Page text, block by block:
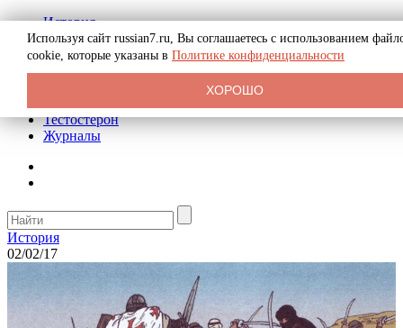
История
Биография
Криминал
Реклама на сайте
Тестостерон
Журналы
История
02/02/17
Используя сайт russian7.ru, Вы соглашаетесь с использованием
cookie, которые указаны в Политике конфиденциальности
ХОРОШО